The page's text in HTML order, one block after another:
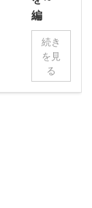
編
続き
を見
る